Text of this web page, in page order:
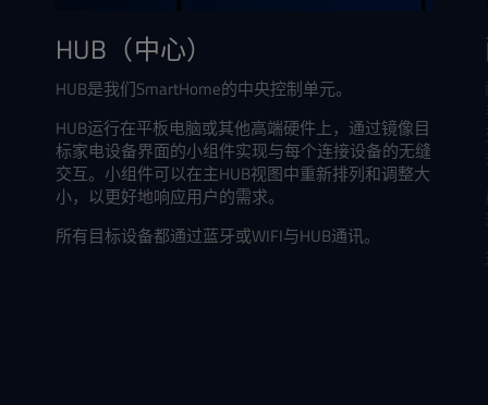
HUB（中心）
HUB是我们SmartHome的中央控制单元。
HUB运行在平板电脑或其他高端硬件上，通过镜像目
标家电设备界面的小组件实现与每个连接设备的无缝
交互。小组件可以在主HUB视图中重新排列和调整大
小，以更好地响应用户的需求。
所有目标设备都通过蓝牙或WIFI与HUB通讯。